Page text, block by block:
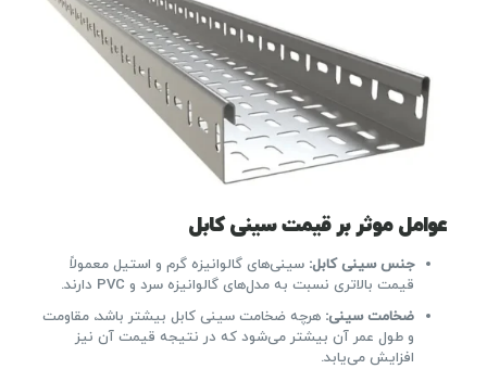
عوامل موثر بر قیمت سینی کابل
جنس سینی کابل: سینی‌های گالوانیزه گرم و استیل معمولاً
قیمت بالاتری نسبت به مدل‌های گالوانیزه سرد و PVC دارند.
ضخامت سینی: هرچه ضخامت سینی کابل بیشتر باشد، مقاومت
و طول عمر آن بیشتر می‌شود که در نتیجه قیمت آن نیز
افزایش می‌یابد.